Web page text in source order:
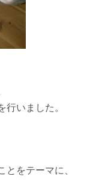
行いました。
をテーマに、